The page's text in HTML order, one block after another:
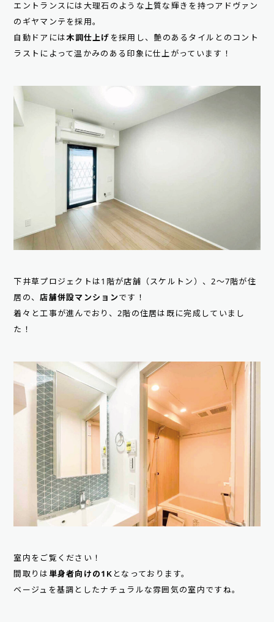
エントランスには大理石のような上質な輝きを持つアドヴァン
のギヤマンテを採用。
自動ドアには木調仕上げ を採用し、艶のあるタイルとのコント
ラストによって温かみのある印象に仕上がっています！
下井草プロジェクトは1階が店舗（スケルトン）、2～7階が住
居の、店舗併設マンション です！
着々と工事が進んでおり、2階の住居は既に完成していまし
た！
室内をご覧ください！
間取りは 単身者向けの1K となっております。
ベージュを基調としたナチュラルな雰囲気の室内ですね。